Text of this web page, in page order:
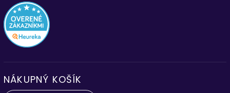
NÁKUPNÝ KOŠÍK